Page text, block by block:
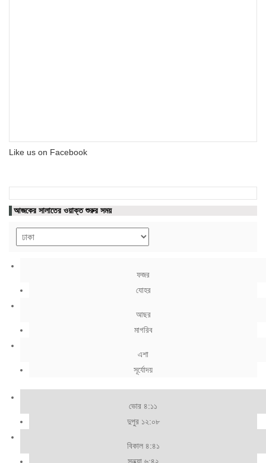
Like us on Facebook
আজকের সালাতের ওয়াক্ত শুরুর সময়
ফজর
যোহর
আছর
মাগরিব
এশা
সূর্যোদয়
ভোর ৪:১১
দুপুর ১২:০৮
বিকাল ৪:৪১